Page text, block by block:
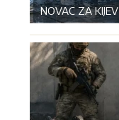
NOVAC ZA KIJEV